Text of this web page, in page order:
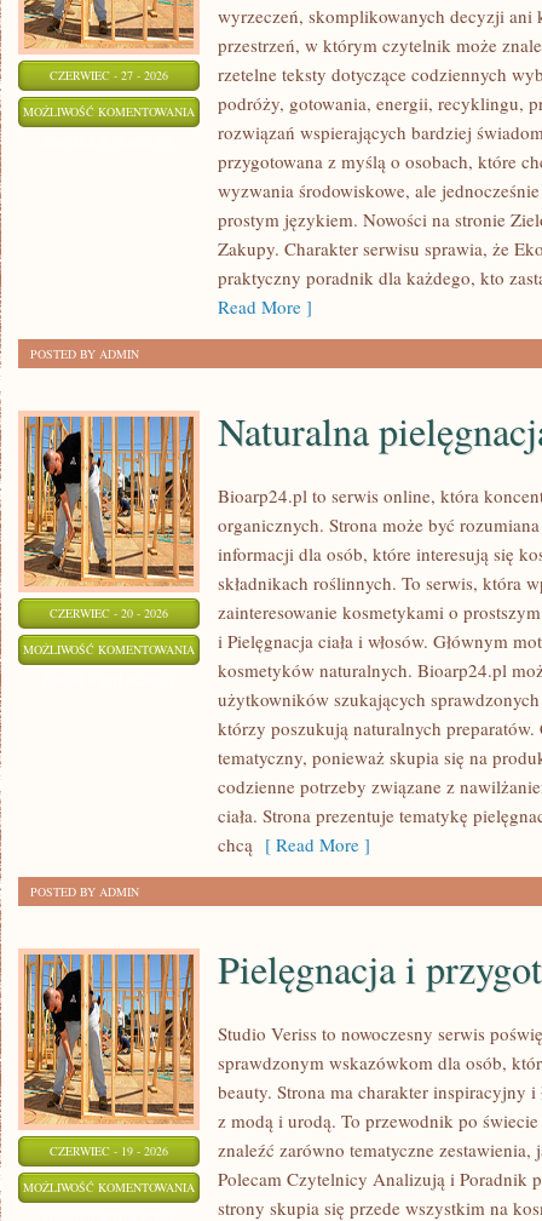
CZERWIEC - 27 - 2026
MOŻLIWOŚĆ KOMENTOWANIA EKOLOGIA
wyrzeczeń, skomplikowanych decyzji ani
przestrzeń, w którym czytelnik może
rzetelne teksty dotyczące codziennych
podróży, gotowania, energii, recyklingu,
rozwiązań wspierających bardziej
przygotowana z myślą o osobach, które
wyzwania środowiskowe, ale
prostym językiem. Nowości na stronie
Zakupy. Charakter serwisu sprawia, że
praktyczny poradnik dla każdego, kto
Read More ]
POSTED BY ADMIN
CZERWIEC - 20 - 2026
MOŻLIWOŚĆ KOMENTOWANIA NATURALNA
PIELĘGNACJA
TWARZY
Naturalna
Bioarp24.pl to serwis online, która
organicznych. Strona może być
informacji dla osób, które interesują się
składnikach roślinnych. To serwis, która
zainteresowanie kosmetykami o
i Pielęgnacja ciała i włosów. Głównym
kosmetyków naturalnych. Bioarp24.pl
użytkowników szukających
którzy poszukują naturalnych preparatów.
tematyczny, ponieważ skupia się na
codzienne potrzeby związane z
ciała. Strona prezentuje tematykę
chcą [ Read More ]
POSTED BY ADMIN
CZERWIEC - 19 - 2026
MOŻLIWOŚĆ KOMENTOWANIA PIELĘGNACJA
Pielęgnacja i
Studio Veriss to nowoczesny serwis
sprawdzonym wskazówkom dla osób,
beauty. Strona ma charakter inspiracyjny
z modą i urodą. To przewodnik po
znaleźć zarówno tematyczne
Polecam Czytelnicy Analizują i Poradnik
strony skupia się przede wszystkim na